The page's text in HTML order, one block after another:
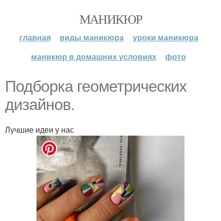
МАНИКЮР
главная виды маникюра
уроки маникюра
маникюр в домашних условиях
фото
Подборка геометрических
дизайнов.
Лучшие идеи у нас